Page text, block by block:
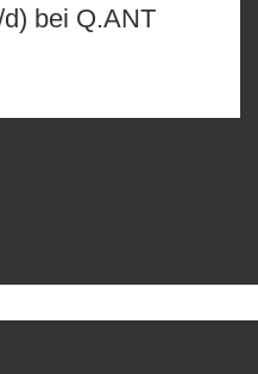
bei Q.ANT